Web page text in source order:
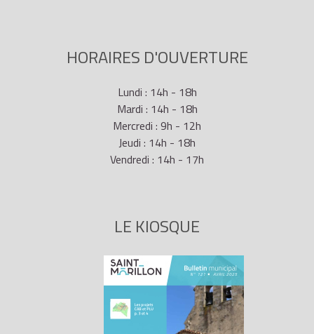
HORAIRES D'OUVERTURE
Lundi : 14h - 18h
Mardi : 14h - 18h
Mercredi : 9h - 12h
Jeudi : 14h - 18h
Vendredi : 14h - 17h
LE KIOSQUE